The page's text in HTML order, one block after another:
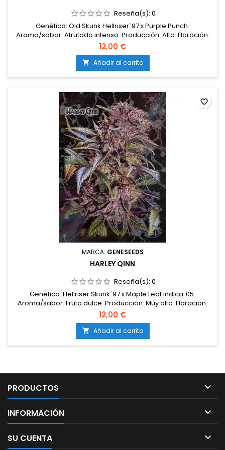
Reseña(s): 0
Genética: Old Skunk Hellriser`97 x Purple Punch.
Aroma/sabor: Afrutado intenso. Producción: Alta. Floración:
Interior 60 días aprox. Ext. a mediados de Octubre.
12,00 €
 Añadir al carrito
MARCA: GENESEEDS
HARLEY QINN
Reseña(s): 0
Genética: Hellriser Skunk´97 x Maple Leaf Indica´05.
Aroma/sabor: Fruta dulce. Producción: Muy alta. Floración:
Interior de 60 a 63 días, Exterior a principios de Octubre.
Categoría: Indoor Line.
12,00 €
 Añadir al carrito
favorite_border
PRODUCTOS 
INFORMACIÓN 
SU CUENTA 